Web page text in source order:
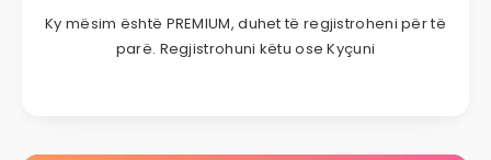
Ky mësim është PREMIUM, duhet të regjistroheni për të
parë. Regjistrohuni këtu ose Kyçuni